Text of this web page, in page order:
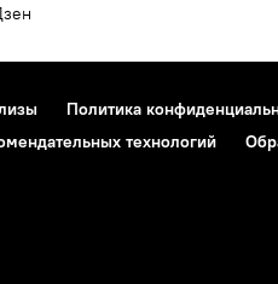
Политика
технологий